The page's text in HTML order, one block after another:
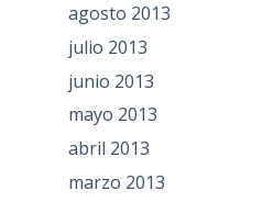
agosto 2013
julio 2013
junio 2013
mayo 2013
abril 2013
marzo 2013